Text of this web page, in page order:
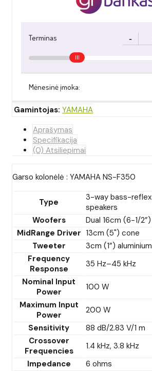
Gamintojas: YAMAHA
Aprašymas
Specifikacija
(0) Atsiliepimai
Garso kolonėlė : YAMAHA NS-F350
Type
3-way bass-
speakers
Woofers
Dual 16cm (6-1/
MidRange Driver 13cm (5") cone
Tweeter
3cm (1”)
Frequency
Response
35 Hz–45 kHz
Nominal Input
Power
100 W
Maximum Input
Power
200 W
Sensitivity
88 dB/2.83 V/1 m
Crossover
Frequencies
1.4 kHz, 3.8 kHz
Impedance
6 ohms